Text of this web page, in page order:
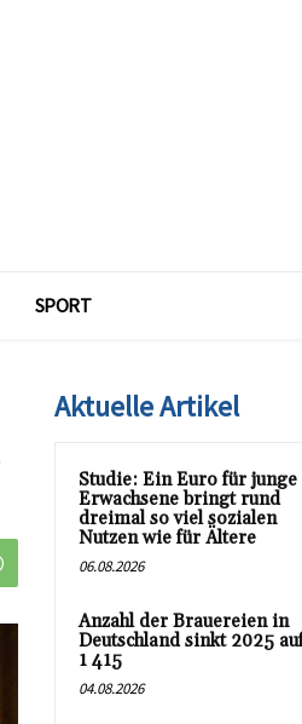
SPORT
Aktuelle Artikel
Studie: Ein Euro für junge
Erwachsene bringt rund
dreimal so viel sozialen
Nutzen wie für Ältere
06.08.2026
Anzahl der Brauereien in
Deutschland sinkt 2025
1 415
04.08.2026